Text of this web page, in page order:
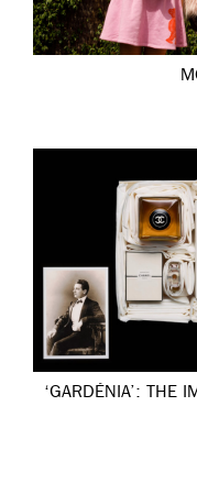
‘GARDÉNIA’: THE